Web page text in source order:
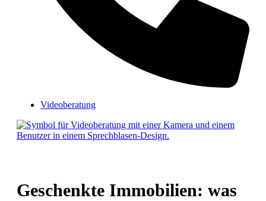
Videoberatung
Geschenkte Immobilien: was